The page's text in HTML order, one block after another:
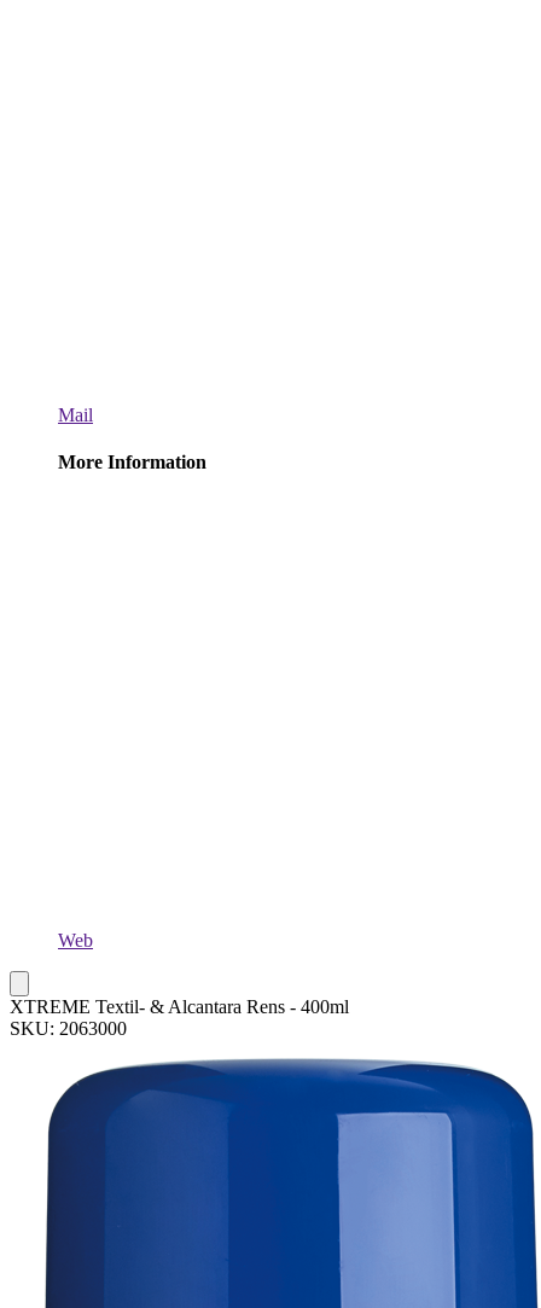
Mail
More Information
Web
XTREME Textil- & Alcantara Rens - 400ml
SKU: 2063000